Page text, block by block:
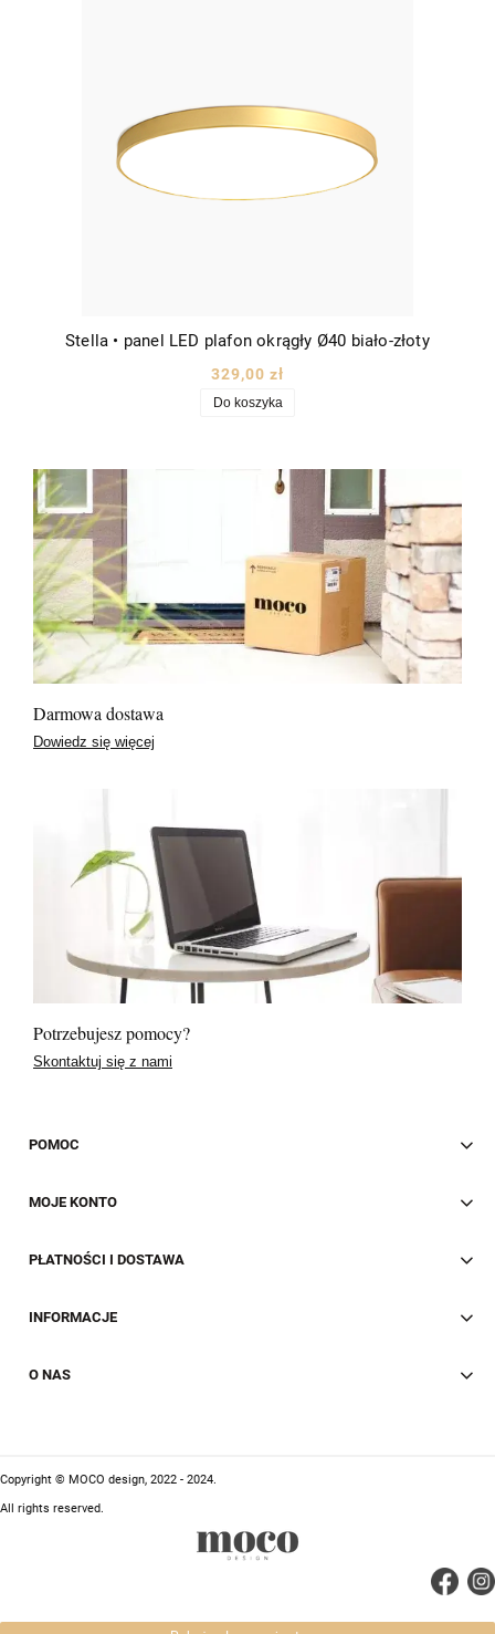
Stella • panel LED plafon okrągły Ø40 biało-złoty
329,00 zł
Do koszyka
Darmowa dostawa
Dowiedz się więcej
Potrzebujesz pomocy?
Skontaktuj się z nami
POMOC
MOJE KONTO
PŁATNOŚCI I DOSTAWA
INFORMACJE
O NAS
Copyright © MOCO design, 2022 - 2024.
All rights reserved.